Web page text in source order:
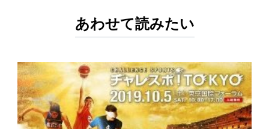
あわせて読みたい